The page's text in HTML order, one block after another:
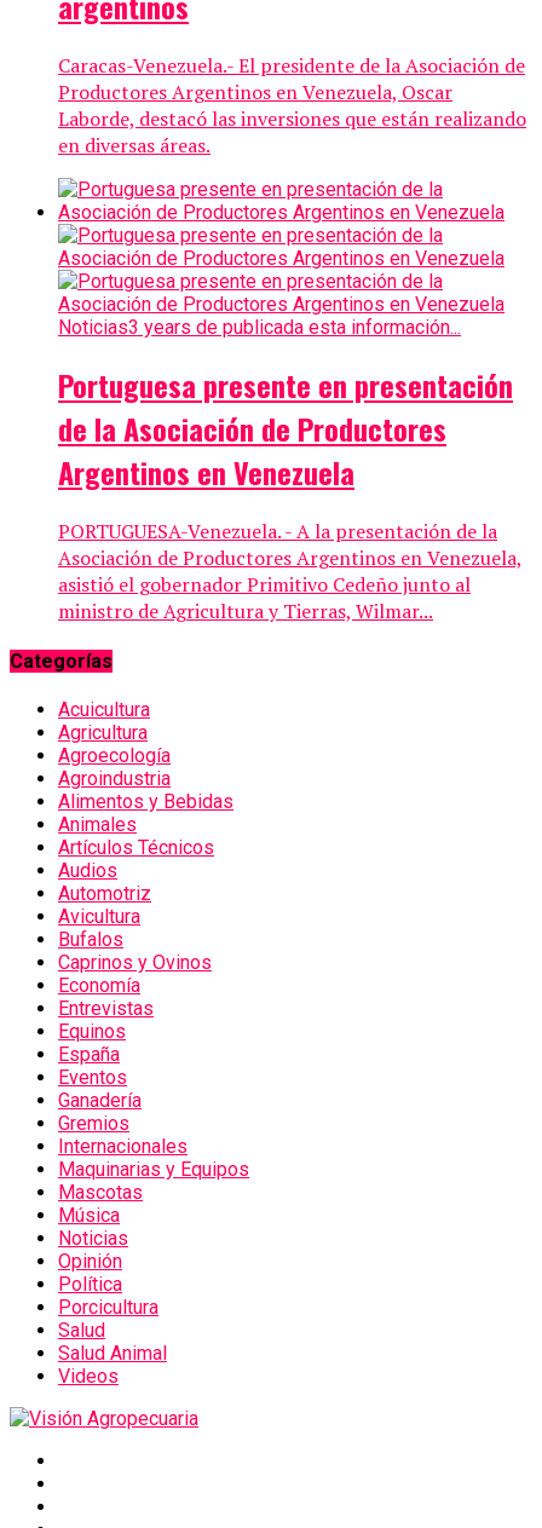
Caracas-Venezuela.- El presidente de la Asociación de
Productores Argentinos en Venezuela, Oscar
Laborde, destacó las inversiones que están realizando
en diversas áreas.
Noticias3 years de publicada esta información...
Portuguesa presente en presentación
de la Asociación de Productores
Argentinos en Venezuela
PORTUGUESA-Venezuela. - A la presentación de la
Asociación de Productores Argentinos en Venezuela,
asistió el gobernador Primitivo Cedeño junto al
ministro de Agricultura y Tierras, Wilmar...
Categorías
Acuicultura
Agricultura
Agroecología
Agroindustria
Alimentos y Bebidas
Animales
Artículos Técnicos
Audios
Automotriz
Avicultura
Bufalos
Caprinos y Ovinos
Economía
Entrevistas
Equinos
España
Eventos
Ganadería
Gremios
Internacionales
Maquinarias y Equipos
Mascotas
Música
Noticias
Opinión
Política
Porcicultura
Salud
Salud Animal
Videos